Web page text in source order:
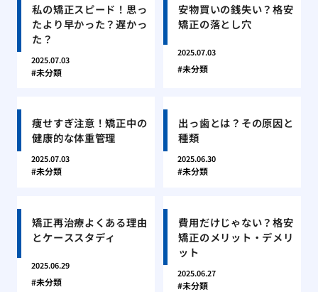
私の矯正スピード！思っ
たより早かった？遅かっ
た？
2025.07.03
未分類
安物買いの銭失い？格安
矯正の落とし穴
2025.07.03
未分類
痩せすぎ注意！矯正中の
健康的な体重管理
2025.07.03
未分類
出っ歯とは？その原因と
種類
2025.06.30
未分類
矯正再治療よくある理由
とケーススタディ
2025.06.29
未分類
費用だけじゃない？格安
矯正のメリット・デメリ
ット
2025.06.27
未分類